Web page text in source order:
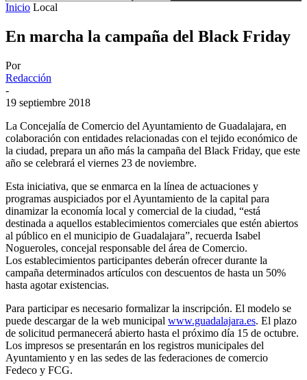
Inicio Local
En marcha la campaña del Black Friday
Por
Redacción
-
19 septiembre 2018
La Concejalía de Comercio del Ayuntamiento de Guadalajara, en
colaboración con entidades relacionadas con el tejido económico de
la ciudad, prepara un año más la campaña del Black Friday, que este
año se celebrará el viernes 23 de noviembre.
Esta iniciativa, que se enmarca en la línea de actuaciones y
programas auspiciados por el Ayuntamiento de la capital para
dinamizar la economía local y comercial de la ciudad, “está
destinada a aquellos establecimientos comerciales que estén abiertos
al público en el municipio de Guadalajara”, recuerda Isabel
Nogueroles, concejal responsable del área de Comercio.
Los establecimientos participantes deberán ofrecer durante la
campaña determinados artículos con descuentos de hasta un 50%
hasta agotar existencias.
Para participar es necesario formalizar la inscripción. El modelo se
puede descargar de la web municipal www.guadalajara.es. El plazo
de solicitud permanecerá abierto hasta el próximo día 15 de octubre.
Los impresos se presentarán en los registros municipales del
Ayuntamiento y en las sedes de las federaciones de comercio
Fedeco y FCG.